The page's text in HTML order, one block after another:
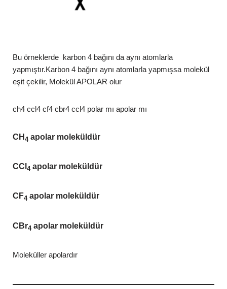
Bu örneklerde karbon 4 bağını da aynı atomlarla
yapmıştır.Karbon 4 bağını aynı atomlarla yapmışsa molekül
eşit çekilir, Molekül APOLAR olur
ch4 ccl4 cf4 cbr4 ccl4 polar mı apolar mı
CH 4 apolar moleküldür
CCl 4 apolar moleküldür
CF4 apolar moleküldür
CBr4 apolar moleküldür
Moleküller apolardır